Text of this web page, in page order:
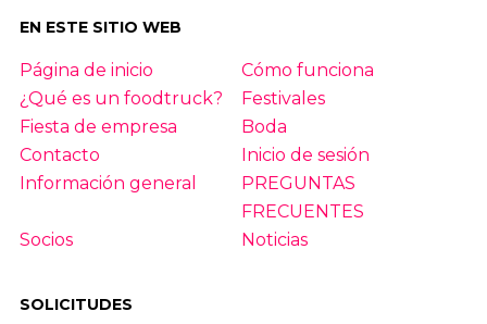
EN ESTE SITIO WEB
Página de inicio
Cómo funciona
¿Qué es un foodtruck?
Festivales
Fiesta de empresa
Boda
Contacto
Inicio de sesión
Información general
PREGUNTAS
FRECUENTES
Socios
Noticias
SOLICITUDES